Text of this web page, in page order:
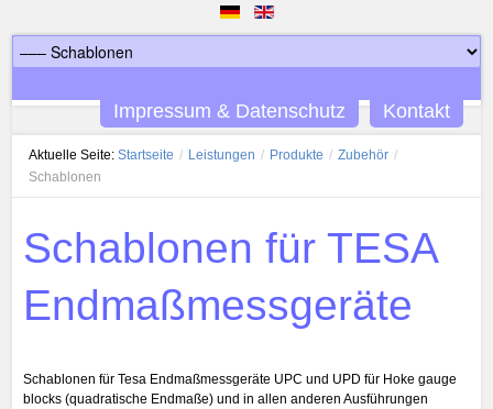
Impressum & Datenschutz Kontakt
Aktuelle Seite:Startseite / Leistungen / Produkte / Zubehör /
Schablonen
Schablonen für TESA
Endmaßmessgeräte
Schablonen für Tesa Endmaßmessgeräte UPC und UPD für Hoke gauge
blocks (quadratische Endmaße) und in allen anderen Ausführungen